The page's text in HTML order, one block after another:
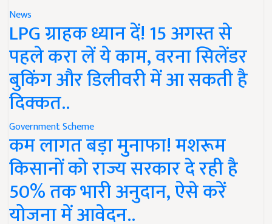
News
LPG ग्राहक ध्यान दें! 15 अगस्त से
पहले करा लें ये काम, वरना सिलेंडर
बुकिंग और डिलीवरी में आ सकती है
दिक्कत..
Government Scheme
कम लागत बड़ा मुनाफा! मशरूम
किसानों को राज्य सरकार दे रही है
50% तक भारी अनुदान, ऐसे करें
योजना में आवेदन..